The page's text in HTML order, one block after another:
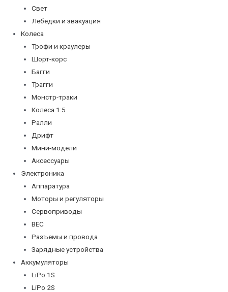
Свет
Лебедки и эвакуация
Колеса
Трофи и краулеры
Шорт-корс
Багги
Трагги
Монстр-траки
Колеса 1:5
Ралли
Дрифт
Мини-модели
Аксессуары
Электроника
Аппаратура
Моторы и регуляторы
Сервоприводы
BEC
Разъемы и провода
Зарядные устройства
Аккумуляторы
LiPo 1S
LiPo 2S